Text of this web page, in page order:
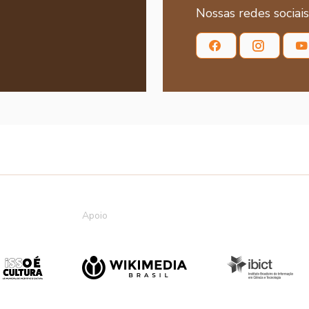
Nossas redes sociais
Apoio